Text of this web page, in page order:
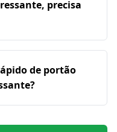
precisa
de portão